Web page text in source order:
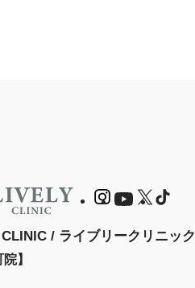
/ ライブリークリニック
】